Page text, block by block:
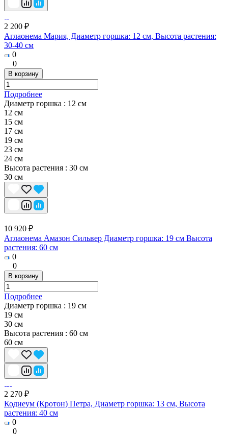
2 200 ₽
Аглаонема Мария, Диаметр горшка: 12 см, Высота растения:
30-40 см
0
0
В корзину
Подробнее
Диаметр горшка : 12 см
12 см
15 см
17 см
19 см
23 см
24 см
Высота растения : 30 см
30 см
10 920 ₽
Аглаонема Амазон Сильвер Диаметр горшка: 19 см Высота
растения: 60 см
0
0
В корзину
Подробнее
Диаметр горшка : 19 см
19 см
30 см
Высота растения : 60 см
60 см
2 270 ₽
Кодиеум (Кротон) Петра, Диаметр горшка: 13 см, Высота
растения: 40 см
0
0